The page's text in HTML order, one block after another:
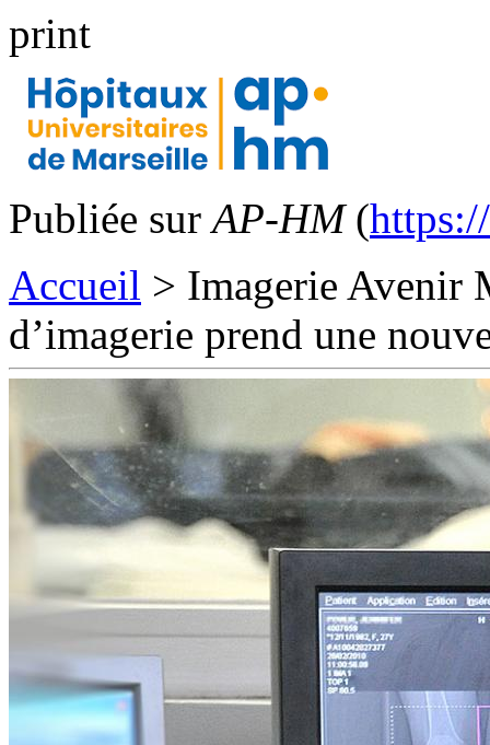
print
Publiée surAP-HM(
Accueil > Imagerie Avenir
d’imagerie prend une